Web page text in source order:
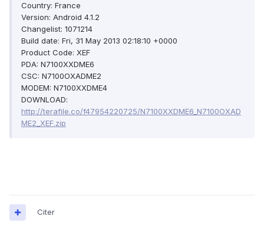
Country: France
Version: Android 4.1.2
Changelist: 1071214
Build date: Fri, 31 May 2013 02:18:10 +0000
Product Code: XEF
PDA: N7100XXDME6
CSC: N7100OXADME2
MODEM: N7100XXDME4
DOWNLOAD:
http://terafile.co/f47954220725/N7100XXDME6_N7100OXAD
ME2_XEF.zip
Citer